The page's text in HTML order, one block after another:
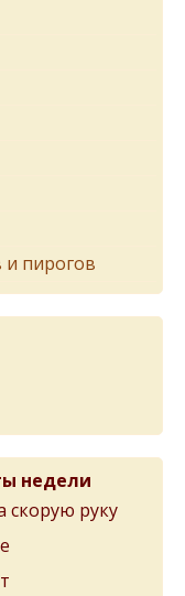
пирогов
недели
скорую руку